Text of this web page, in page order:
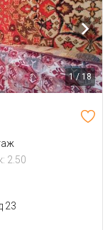
1 / 18
2.50
23